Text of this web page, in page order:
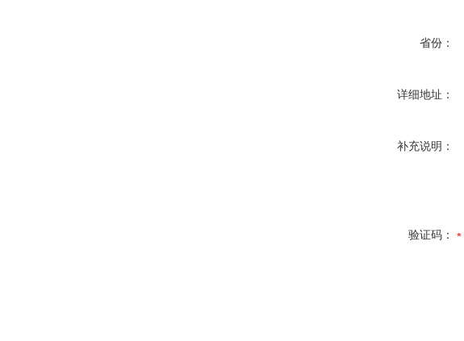
省份：
详细地址：
补充说明：
验证码：